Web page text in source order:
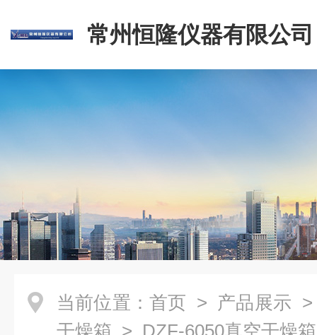
常州恒隆仪器有限公司
当前位置： 首页 > 产品展示
干燥箱 > DZF-6050真空干燥